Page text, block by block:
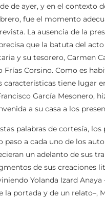
ayer, y en el contexto
fue el momento
La ausencia de la
que la batuta del
y su tesorero, Carmen
Frías Corsino. Como es
características tiene lugar
García Mesonero,
a su casa a los
palabras de cortesía, los
paso a cada uno de los
un adelanto de sus
de sus creaciones
Yolanda Izard Anaya
la portada y de un relato–,